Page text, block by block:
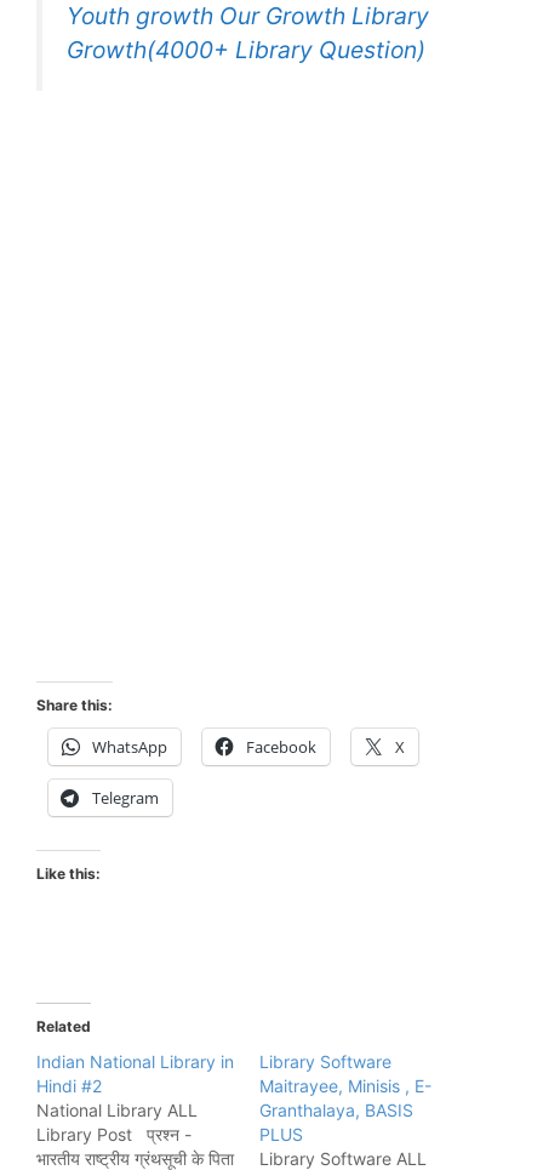
Youth growth Our Growth Library
Growth(4000+ Library Question)
Share this:
WhatsApp Facebook X
Telegram
Like this:
Related
Indian National Library in
Hindi #2
National Library ALL
Library Post प्रश्न -
भारतीय राष्ट्रीय ग्रंथसूची के पिता
Library Software
Maitrayee, Minisis , E-
Granthalaya, BASIS
PLUS
Library Software ALL